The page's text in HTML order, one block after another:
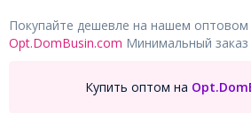
Покупайте дешевле на нашем оптовом
Opt.DomBusin.com Минимальный заказ
Купить оптом на